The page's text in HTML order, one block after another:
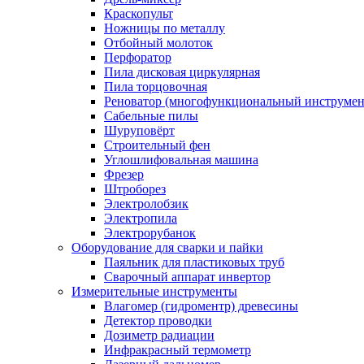
Краскопульт
Ножницы по металлу
Отбойный молоток
Перфоратор
Пила дисковая циркулярная
Пила торцовочная
Реноватор (многофункциональный
Сабельные пилы
Шуруповёрт
Строительный фен
Углошлифовальная машина
Фрезер
Штроборез
Электролобзик
Электропила
Электрорубанок
Оборудование для сварки и пайки
Паяльник для пластиковых труб
Сварочный аппарат инвертор
Измерительные инструменты
Влагомер (гидроментр) древесины
Детектор проводки
Дозиметр радиации
Инфракрасный термометр